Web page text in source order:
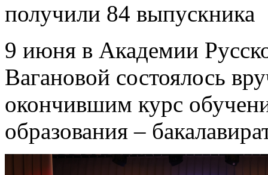
получили 84 выпускника
9 июня в Академии
Вагановой состоялось
окончившим курс
образования –